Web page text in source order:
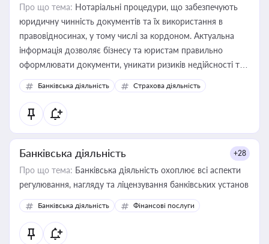
Про що тема: Нотаріальні процедури, що забезпечують
юридичну чинність документів та їх використання в
правовідносинах, у тому числі за кордоном. Актуальна
інформація дозволяє бізнесу та юристам правильно
оформлювати документи, уникати ризиків недійсності та
забезпечувати їх належне прийняття органами влади та
контрагентами
Банківська діяльність Страхова діяльність
Банківська діяльність +28
Про що тема: Банківська діяльність охоплює всі аспекти
регулювання, нагляду та ліцензування банківських установ
Банківська діяльність Фінансові послуги